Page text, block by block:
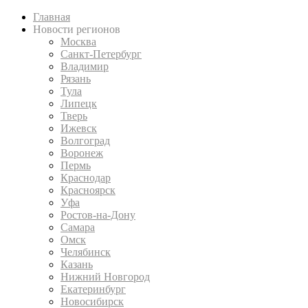
Главная
Новости регионов
Москва
Санкт-Петербург
Владимир
Рязань
Тула
Липецк
Тверь
Ижевск
Волгоград
Воронеж
Пермь
Краснодар
Красноярск
Уфа
Ростов-на-Дону
Самара
Омск
Челябинск
Казань
Нижний Новгород
Екатеринбург
Новосибирск